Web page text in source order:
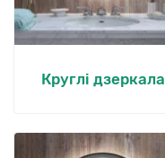
Круглі дзеркала